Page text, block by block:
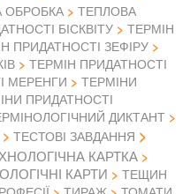
ОБРОБКА
ТЕПЛОВА
БІСКВІТУ
ТЕРМІН
ПРИДАТНОСТІ ЗЕФІРУ
ТЕРМІН ПРИДАТНОСТІ
МЕРЕНГИ
ТЕРМІНИ
ПРИДАТНОСТІ
ДИКТАНТ
ТЕСТОВІ ЗАВДАННЯ
КАРТКА
КАРТИ
ТЕЩИН